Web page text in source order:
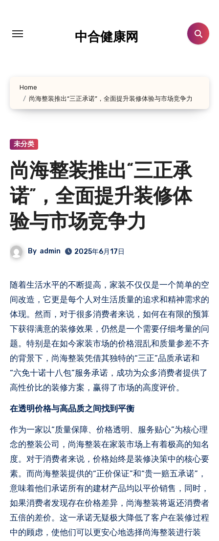
中合健康网
Home
尚海整装推出“三正承诺”，全面提升装修体验与市场竞争力
未分类
尚海整装推出“三正承
诺”，全面提升装修体
验与市场竞争力
By admin 2025年6月17日
随着生活水平的不断提高，家装不仅仅是一个简单的空
间改造，它更是每个人对生活质量的追求和精神需求的
体现。然而，对于很多消费者来说，如何在有限的预算
下获得满意的装修效果，仍然是一个需要仔细考量的问
题。特别是在如今家装市场的价格混乱和质量参差不齐
的背景下，尚海整装凭借其独特的“三正”品质承诺和
“六免十诺十八包”服务承诺，成功为众多消费者提供了
高性价比的装修方案，赢得了市场的高度评价。
在透明价格与高品质之间找到平衡
作为一家以“质量保障、价格透明、服务贴心”为核心理
念的整装公司，尚海整装在家装市场上有着极高的知名
度。对于消费者来说，价格始终是装修决策中的核心要
素。而尚海整装提供的“正价保证”和“贵一赔五承诺”，
意味着他们承诺所有的建材产品均以平价销售，同时，
如果消费者发现存在价格差异，尚海整装将返还消费者
五倍的差价。这一承诺无疑极大降低了客户在装修过程
中的顾虑，使他们可以更安心地选择尚海整装进行装